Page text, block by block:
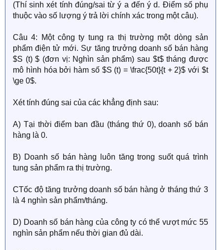
(Thí sinh xét tính đúng/sai từ ý a đến ý d. Điểm số phụ
thuộc vào số lượng ý trả lời chính xác trong một câu).
Câu 4: Một công ty tung ra thị trường một dòng sản
phẩm điện tử mới. Sự tăng trưởng doanh số bán hàng
$S (t) $ (đơn vị: Nghìn sản phẩm) sau $t$ tháng được
mô hình hóa bởi hàm số $S (t) = \frac{50t}{t + 2}$ với $t
\ge 0$.
Xét tính đúng sai của các khẳng định sau:
A) Tại thời điểm ban đầu (tháng thứ 0), doanh số bán
hàng là 0.
B) Doanh số bán hàng luôn tăng trong suốt quá trình
tung sản phẩm ra thị trường.
CTốc độ tăng trưởng doanh số bán hàng ở tháng thứ 3
là 4 nghìn sản phẩm/tháng.
D) Doanh số bán hàng của công ty có thể vượt mức 55
nghìn sản phẩm nếu thời gian đủ dài.